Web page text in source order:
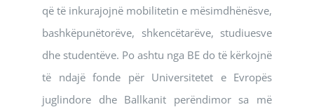
që të inkurajojnë mobilitetin e mësimdhënësve,
bashkëpunëtorëve, shkencëtarëve, studiuesve
dhe studentëve. Po ashtu nga BE do të kërkojnë
të ndajë fonde për Universitetet e Evropës
juglindore dhe Ballkanit perëndimor sa më